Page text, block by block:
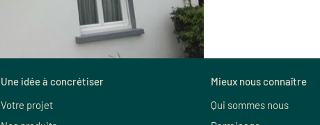
Une idée à concrétiser
Votre projet
Mieux nous connaître
Qui sommes nous